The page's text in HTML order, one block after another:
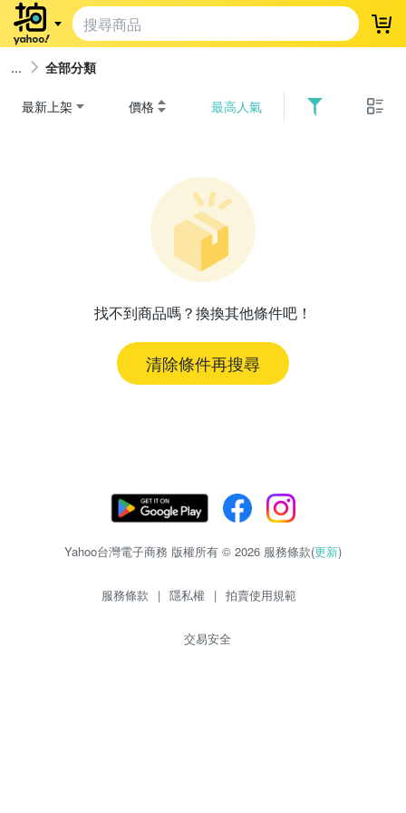
登
全部分類
最新上架 價格 最高人氣
找不到商品嗎？換換其他條件吧！
清除條件再搜尋
Yahoo台灣電子商務 版權所有 © 2026 服務條款(更新)
服務條款 | 隱私權 | 拍賣使用規範
交易安全